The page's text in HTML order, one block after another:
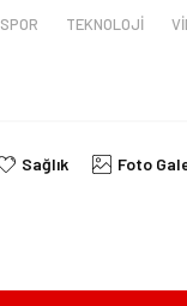
SPOR TEKNOLOJİ
Sağlık Foto